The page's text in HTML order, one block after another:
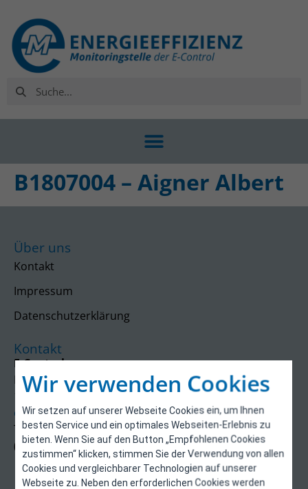
Wir verwenden Cookies
Wir setzen auf unserer Webseite Cookies ein, um Ihnen
besten Service und ein optimales Webseiten-Erlebnis zu
bieten. Wenn Sie auf den Button „Empfohlenen Cookies
zustimmen“ klicken, stimmen Sie der Verwendung von allen
Cookies und vergleichbarer Technologien auf unserer
Webseite zu. Neben den erforderlichen Cookies werden
B1807004 – Aigner Albert
Über uns
Kontakt
Impressum
Datenschutzerklärung
Kontakt
E-Control
Rudolfsplatz 13a
1010 Wien
energieeffizienz@e-control.at
Tel +43 1 5324724
(Mo, Mi-Fr 09:30-12:30 Uhr)